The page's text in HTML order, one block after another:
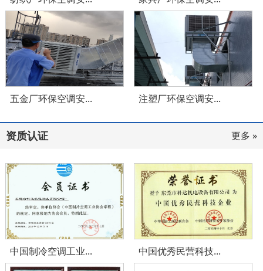
五金厂环保空调安... 注塑厂环保空调安...
资质认证 更多 »
中国制冷空调工业... 中国优秀民营科技...